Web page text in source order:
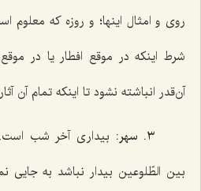
روی و امثال اینها؛ و روزه که
شرط اینکه در موقع افطار یا در
آن‌قدر انباشته نشود تا اینکه تمام آن
٣. سهر:
بیداری آخر شب
بین الطّلوعین بیدار نباشد به